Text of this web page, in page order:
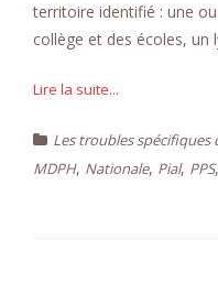
territoire identifié : une
collège et des écoles, un
Lire la suite...
Les troubles spécifiques
MDPH, Nationale, Pial, PPS,